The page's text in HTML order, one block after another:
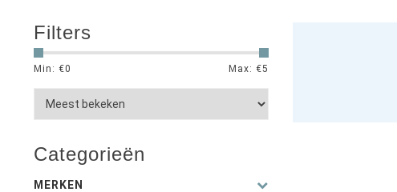
Filters
Min: €0 Max: €5
Categorieën
MERKEN